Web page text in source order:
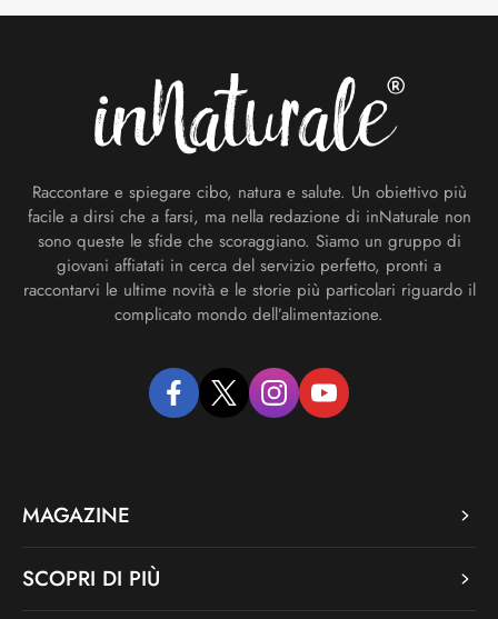
Raccontare e spiegare cibo, natura e salute. Un obiettivo più
facile a dirsi che a farsi, ma nella redazione di inNaturale non
sono queste le sfide che scoraggiano. Siamo un gruppo di
giovani affiatati in cerca del servizio perfetto, pronti a
raccontarvi le ultime novità e le storie più particolari riguardo il
complicato mondo dell’alimentazione.
facebooktwitter instagramyoutube
MAGAZINE
SCOPRI DI PIÙ